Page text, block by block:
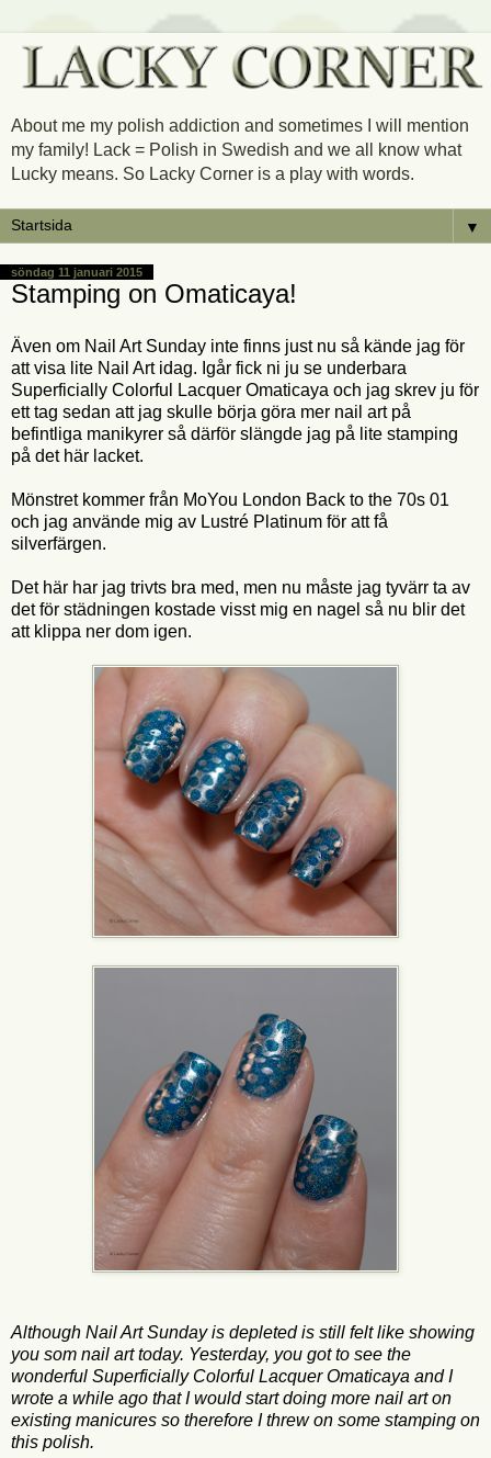
About me my polish addiction and sometimes I will mention
my family! Lack = Polish in Swedish and we all know what
Lucky means. So Lacky Corner is a play with words.
▼
söndag 11 januari 2015
Stamping on Omaticaya!
Även om Nail Art Sunday inte finns just nu så kände jag för
att visa lite Nail Art idag. Igår fick ni ju se underbara
Superficially Colorful Lacquer Omaticaya och jag skrev ju för
ett tag sedan att jag skulle börja göra mer nail art på
befintliga manikyrer så därför slängde jag på lite stamping
på det här lacket.
Mönstret kommer från MoYou London Back to the 70s 01
och jag använde mig av Lustré Platinum för att få
silverfärgen.
Det här har jag trivts bra med, men nu måste jag tyvärr ta av
det för städningen kostade visst mig en nagel så nu blir det
att klippa ner dom igen.
Although Nail Art Sunday is depleted is still felt like showing
you som nail art today. Yesterday, you got to see the
wonderful Superficially Colorful Lacquer Omaticaya and I
wrote a while ago that I would start doing more nail art on
existing manicures so therefore I threw on some stamping on
this polish.